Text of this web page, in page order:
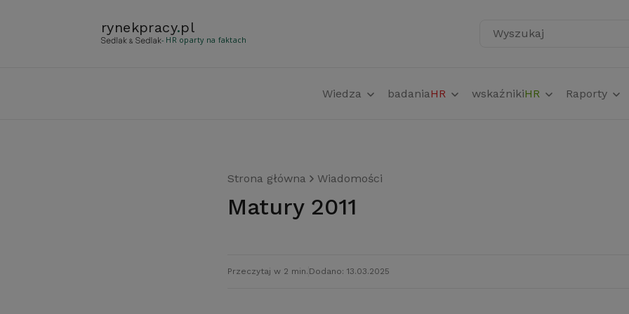
rynekpracy.pl
- HR oparty na faktach Wyszukaj
Wiedza badaniaHR wskaźnikiHR Raporty
Strona główna Wiadomości
Matury 2011
Przeczytaj w 2 min. Dodano: 13.03.2025